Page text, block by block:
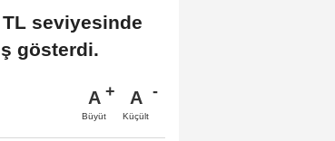
TL seviyesinde
gösterdi.
A
Büyüt
A
Küçült